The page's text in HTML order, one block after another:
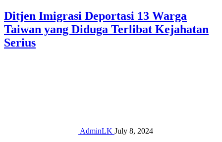
Ditjen Imigrasi Deportasi 13 Warga
Taiwan yang Diduga Terlibat Kejahatan
Serius
AdminLK July 8, 2024